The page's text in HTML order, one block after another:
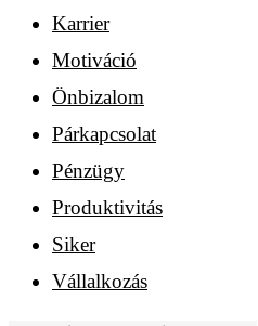
Karrier
Motiváció
Önbizalom
Párkapcsolat
Pénzügy
Produktivitás
Siker
Vállalkozás